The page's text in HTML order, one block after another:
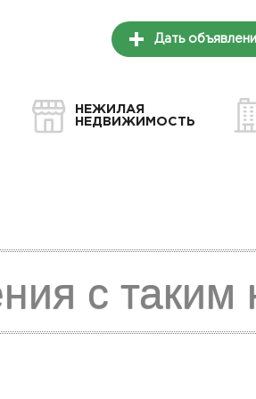
Дать
НЕЖИЛАЯ
НЕДВИЖИМОСТЬ
с таким